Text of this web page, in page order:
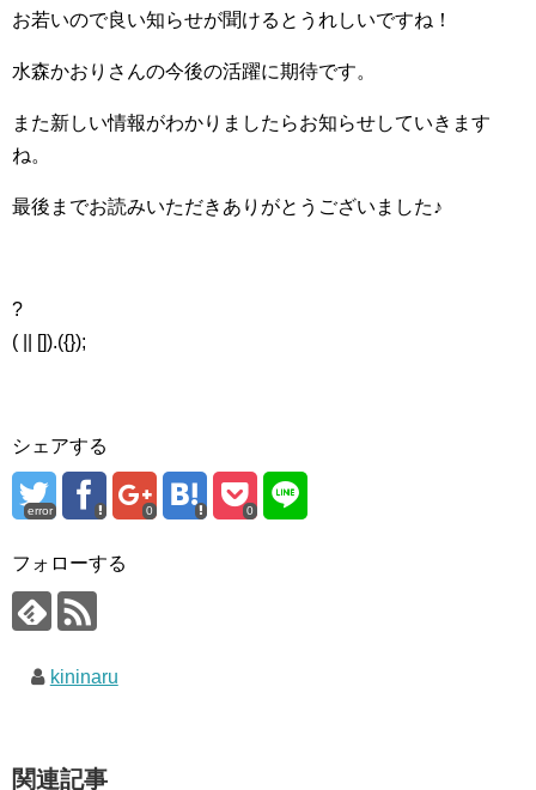
お若いので良い知らせが聞けるとうれしいですね！
水森かおりさんの今後の活躍に期待です。
また新しい情報がわかりましたらお知らせしていきます
ね。
最後までお読みいただきありがとうございました♪
?
( || []).({});
シェアする
error 0 0
フォローする
kininaru
関連記事